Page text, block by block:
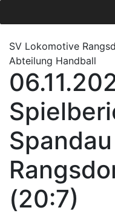
SV Lokomotive
Abteilung Handball
(20:7)